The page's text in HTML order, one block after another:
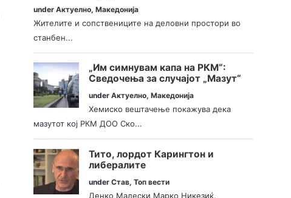
underАктуелно,Македонија
Жителите и сопствениците на деловни простори во
станбен...
„Им симнувам капа на РКМ“:
Сведочења за случајот „Мазут“
underАктуелно,Македонија
Хемиско вештачење покажува дека
мазутот кој РКМ ДОО Ско...
Тито, лордот Карингтон и
либералите
underСтав,Топ вести
Денко Малески Марко Никезиќ,